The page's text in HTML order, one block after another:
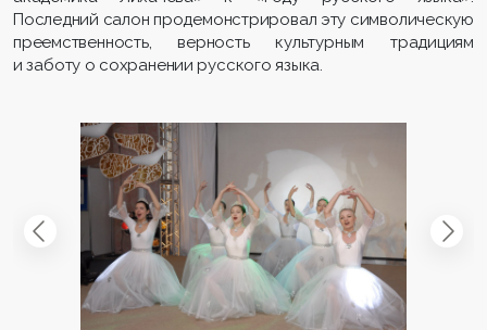
Последний салон продемонстрировал эту символическую
преемственность, верность культурным традициям
и заботу о сохранении русского языка.